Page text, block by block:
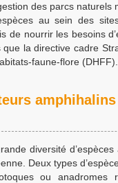
des parcs naturels
au sein des
de nourrir les besoins
la directive cadre
faune-flore (DHFF).
amphihalins
diversité d’espèces
Deux types
ou anadromes